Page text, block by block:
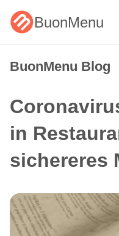
BuonMenu
BuonMenu Blog
in
sichereres